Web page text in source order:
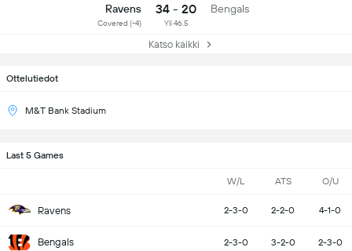
Ottelutiedot
M&T Bank Stadium
Last 5 Games
W/L ATS O/U
Ravens 2-3-0 2-2-0 4-1-0
Bengals 2-3-0 3-2-0 2-3-0
Ravens
Covered (-4)
34 - 20 Bengals
Yli 46.5
Katso kaikki